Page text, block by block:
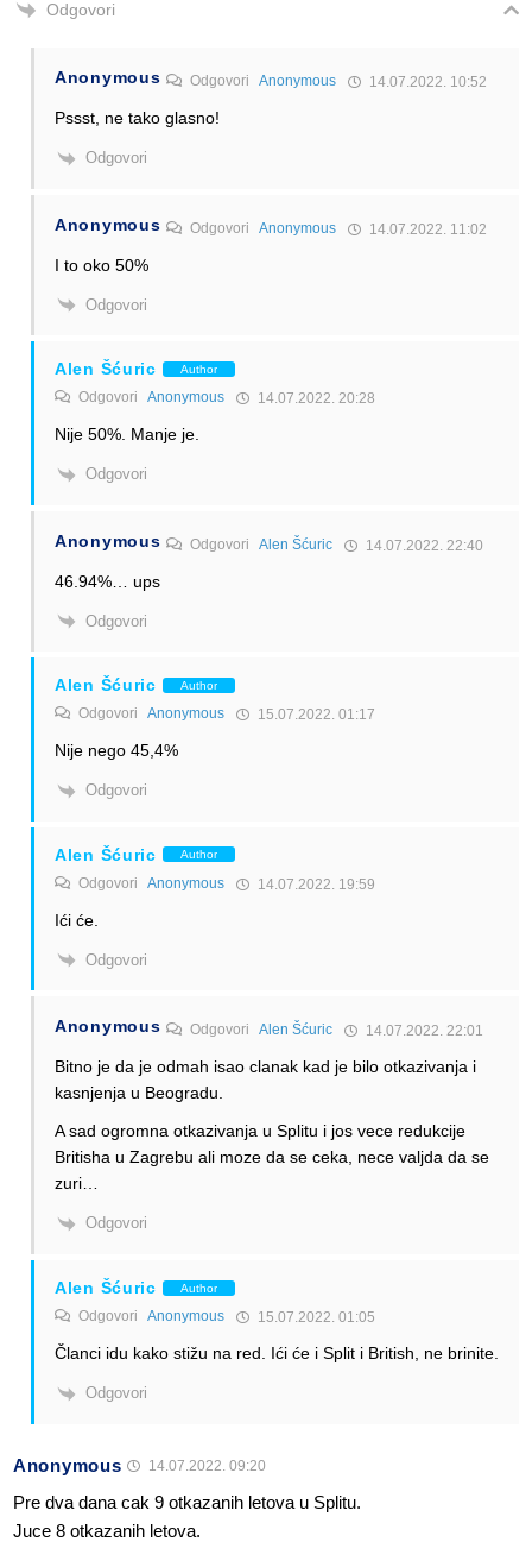
Odgovori
Anonymous OdgovoriAnonymous 14.07.2022. 10:52
Pssst, ne tako glasno!
Odgovori
Anonymous OdgovoriAnonymous 14.07.2022. 11:02
I to oko 50%
Odgovori
Alen Šćuric Author
Odgovori Anonymous 14.07.2022. 20:28
Nije 50%. Manje je.
Odgovori
Anonymous OdgovoriAlen Šćuric 14.07.2022. 22:40
46.94%… ups
Odgovori
Alen Šćuric Author
Odgovori Anonymous 15.07.2022. 01:17
Nije nego 45,4%
Odgovori
Alen Šćuric Author
Odgovori Anonymous 14.07.2022. 19:59
Ići će.
Odgovori
Anonymous OdgovoriAlen Šćuric 14.07.2022. 22:01
Bitno je da je odmah isao clanak kad je bilo otkazivanja i
kasnjenja u Beogradu.
A sad ogromna otkazivanja u Splitu i jos vece redukcije
Britisha u Zagrebu ali moze da se ceka, nece valjda da se
zuri…
Odgovori
Alen Šćuric Author
Odgovori Anonymous 15.07.2022. 01:05
Članci idu kako stižu na red. Ići će i Split i British, ne brinite.
Odgovori
Anonymous 14.07.2022. 09:20
Pre dva dana cak 9 otkazanih letova u Splitu.
Juce 8 otkazanih letova.